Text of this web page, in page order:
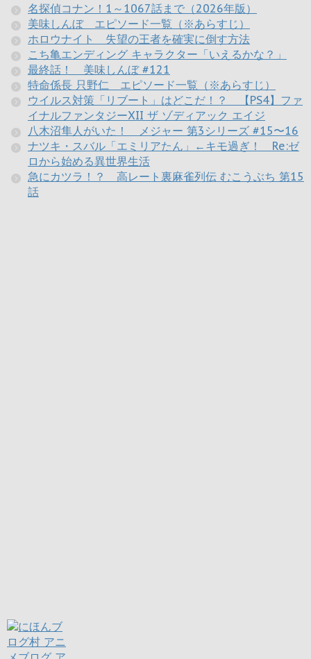
名探偵コナン！1～1067話まで（2026年版）
美味しんぼ エピソード一覧（※あらすじ）
ホロウナイト 失望の王者を確実に倒す方法
こち亀エンディング キャラクター「いえるかな？」
最終話！ 美味しんぼ #121
特命係長 只野仁 エピソード一覧（※あらすじ）
ウイルス対策「リブート」はどこだ！？ 【PS4】ファ
イナルファンタジーXII ザ ゾディアック エイジ
八木沼隼人がいた！ メジャー 第3シリーズ #15〜16
ナツキ・スバル「エミリアたん」←キモ過ぎ！ Re:ゼ
ロから始める異世界生活
急にカツラ！？ 高レート裏麻雀列伝 むこうぶち 第15
話